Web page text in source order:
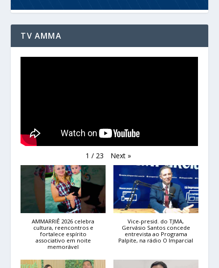
TV AMMA
1 / 23 Next »
AMMARRIÊ 2026 celebra
cultura, reencontros e
fortalece espírito
associativo em noite
memorável
Vice-presid. do TJMA,
Gervásio Santos concede
entrevista ao Programa
Palpite, na rádio O Imparcial